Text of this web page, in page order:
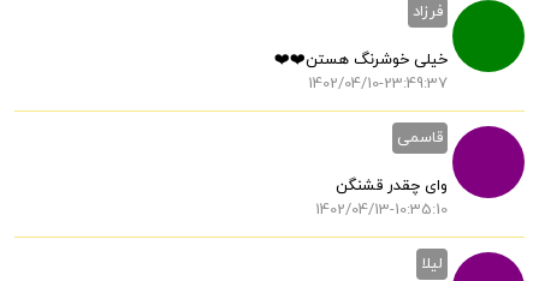
فرزاد
خیلی خوشرنگ هستن❤️❤️
1402/04/10-23:49:37
قاسمی
وای چقدر قشنگن
1402/04/13-10:35:10
لیلا